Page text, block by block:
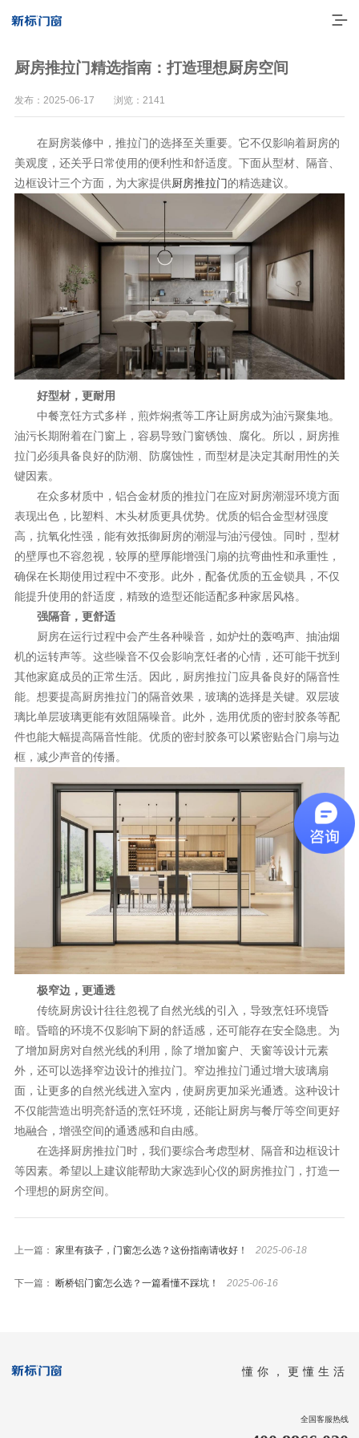
走进新标
高端门窗
一体化产品
门窗实力派
理想生活
新视界
加盟合作
品牌资讯
新标铝业
厨房推拉门精选指南：打造理想厨房空间
发布：2025-06-17 浏览：2141
在厨房装修中，推拉门的选择至关重要。它不仅影响着厨房的
美观度，还关乎日常使用的便利性和舒适度。下面从型材、隔音、
边框设计三个方面，为大家提供厨房推拉门的精选建议。
好型材，更耐用
中餐烹饪方式多样，煎炸焖煮等工序让厨房成为油污聚集地。
油污长期附着在门窗上，容易导致门窗锈蚀、腐化。所以，厨房推
拉门必须具备良好的防潮、防腐蚀性，而型材是决定其耐用性的关
键因素。
在众多材质中，铝合金材质的推拉门在应对厨房潮湿环境方面
表现出色，比塑料、木头材质更具优势。优质的铝合金型材强度
高，抗氧化性强，能有效抵御厨房的潮湿与油污侵蚀。同时，型材
的壁厚也不容忽视，较厚的壁厚能增强门扇的抗弯曲性和承重性，
确保在长期使用过程中不变形。此外，配备优质的五金锁具，不仅
能提升使用的舒适度，精致的造型还能适配多种家居风格。
强隔音，更舒适
厨房在运行过程中会产生各种噪音，如炉灶的轰鸣声、抽油烟
机的运转声等。这些噪音不仅会影响烹饪者的心情，还可能干扰到
其他家庭成员的正常生活。因此，厨房推拉门应具备良好的隔音性
能。想要提高厨房推拉门的隔音效果，玻璃的选择是关键。双层玻
璃比单层玻璃更能有效阻隔噪音。此外，选用优质的密封胶条等配
件也能大幅提高隔音性能。优质的密封胶条可以紧密贴合门扇与边
框，减少声音的传播。
极窄边，更通透
传统厨房设计往往忽视了自然光线的引入，导致烹饪环境昏
暗。昏暗的环境不仅影响下厨的舒适感，还可能存在安全隐患。为
了增加厨房对自然光线的利用，除了增加窗户、天窗等设计元素
外，还可以选择窄边设计的推拉门。窄边推拉门通过增大玻璃扇
面，让更多的自然光线进入室内，使厨房更加采光通透。这种设计
不仅能营造出明亮舒适的烹饪环境，还能让厨房与餐厅等空间更好
地融合，增强空间的通透感和自由感。
在选择厨房推拉门时，我们要综合考虑型材、隔音和边框设计
等因素。希望以上建议能帮助大家选到心仪的厨房推拉门，打造一
个理想的厨房空间。
上一篇： 家里有孩子，门窗怎么选？这份指南请收好！ 2025-06-18
下一篇： 断桥铝门窗怎么选？一篇看懂不踩坑！ 2025-06-16
懂你，更懂生活
全国客服热线